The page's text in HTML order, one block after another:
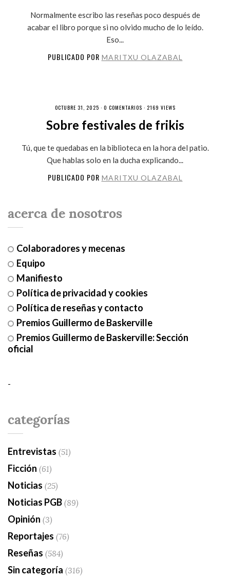
Normalmente escribo las reseñas poco después de
acabar el libro porque si no olvido mucho de lo leído.
Eso...
PUBLICADO POR MARITXU OLAZABAL
OCTUBRE 31, 2025 · 0 COMENTARIOS · 2169 VIEWS
Sobre festivales de frikis
Tú, que te quedabas en la biblioteca en la hora del patio.
Que hablas solo en la ducha explicando...
PUBLICADO POR MARITXU OLAZABAL
acerca de nosotros
Colaboradores y mecenas
Equipo
Manifiesto
Política de privacidad y cookies
Política de reseñas y contacto
Premios Guillermo de Baskerville
Premios Guillermo de Baskerville: Sección
oficial
-
categorías
Entrevistas (51)
Ficción (61)
Noticias (25)
Noticias PGB(89)
Opinión (3)
Reportajes (76)
Reseñas (584)
Sin categoría (316)